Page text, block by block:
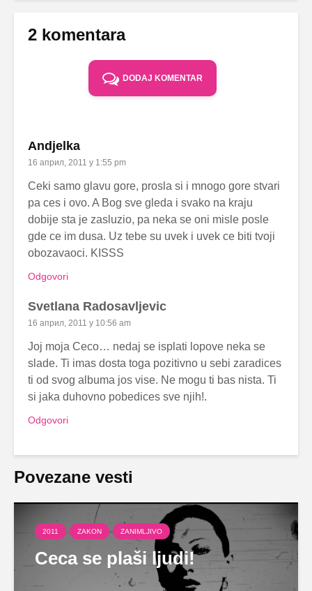
2 komentara
DODAJ KOMENTAR
Andjelka
16 април, 2011 у 1:55 pm
Ceki samo glavu gore, prosla si i mnogo gore stvari
pa ces i ovo. A Bog sve gleda i svako na kraju
dobije sta je zasluzio, pa neka se oni misle posle
gde ce im dusa. Uz tebe su uvek i uvek ce biti tvoji
obozavaoci. KISSS
Odgovori
Svetlana Radosavljevic
16 април, 2011 у 10:56 am
Joj moja Ceco… nedaj se isplati lopove neka se
slade. Ti imas dosta toga pozitivno u sebi zaradices
ti od svog albuma jos vise. Ne mogu ti bas nista. Ti
si jaka duhovno pobedices sve njih!.
Odgovori
Povezane vesti
2011 ZAKON ZANIMLJIVO
Ceca se plaši ljudi!